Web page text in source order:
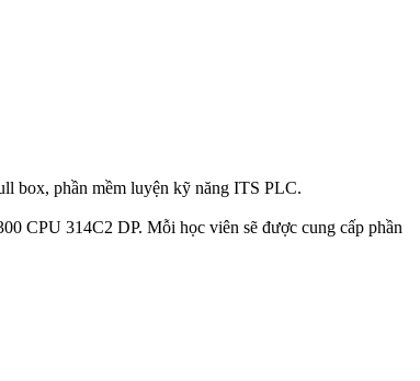
box, phần mềm luyện kỹ năng ITS PLC.
CPU 314C2 DP. Mỗi học viên sẽ được cung cấp phần